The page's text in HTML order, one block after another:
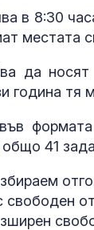
в 8:30
местата
да
година
формата
41
свободен